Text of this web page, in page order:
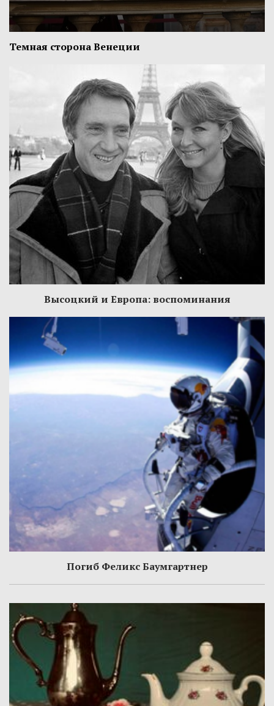
Темная сторона Венеции
Высоцкий и Европа: воспоминания
Погиб Феликс Баумгартнер